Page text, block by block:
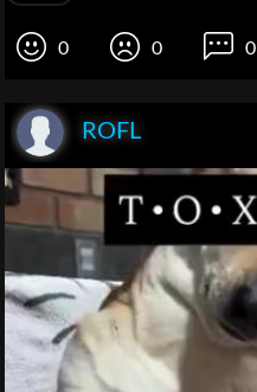
0 0 0
ROFL